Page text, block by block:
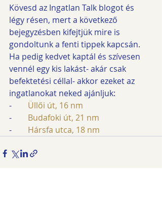
Kövesd az Ingatlan Talk blogot és
légy résen, mert a következő
bejegyzésben kifejtjük mire is
gondoltunk a fenti tippek kapcsán.
Ha pedig kedvet kaptál és szívesen
vennél egy kis lakást- akár csak
befektetési céllal- akkor ezeket az
ingatlanokat neked ajánljuk:
- Üllői út, 16 nm
- Budafoki út, 21 nm
- Hársfa utca, 18 nm